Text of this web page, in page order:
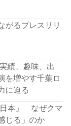
がるプレスリリ
績、趣味、出
を増やす千葉ロ
に迫る
日本」 なぜクマ
じる」のか